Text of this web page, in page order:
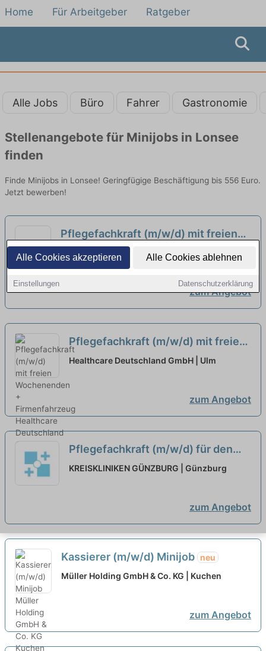
Alle Cookies akzeptieren Alle Cookies ablehnen
Einstellungen Datenschutzerklärung
Home Für Arbeitgeber Ratgeber
Alle Jobs Büro Fahrer Gastronomie
Stellenangebote für Minijobs in Lonsee
finden
Finde Minijobs in Lonsee! Geringfügige Beschäftigung bis 556 Euro.
Jetzt bewerben!
Pflegefachkraft (m/w/d) mit freien
Wochenenden + Firmenfahrzeug
Healthcare Deutschland GmbH | Ulm
zum Angebot
Pflegefachkraft (m/w/d) mit freien
Wochenenden + Firmenfahrzeug
Healthcare Deutschland GmbH | Ulm
zum Angebot
Pflegefachkraft (m/w/d) für den
ambulanten OP (Minijob) - Hier
KREISKLINIKEN GÜNZBURG | Günzburg
zum Angebot
Kassierer (m/w/d) Minijob neu
Müller Holding GmbH & Co. KG | Kuchen
zum Angebot